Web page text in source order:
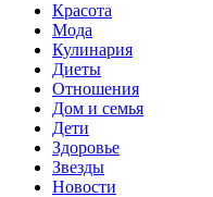
Красота
Мода
Кулинария
Диеты
Отношения
Дом и семья
Дети
Здоровье
Звезды
Новости